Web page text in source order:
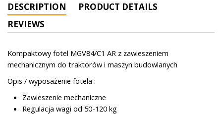
DESCRIPTION
PRODUCT DETAILS
REVIEWS
Kompaktowy fotel MGV84/C1 AR z zawieszeniem
mechanicznym do traktorów i maszyn budowlanych
Opis / wyposażenie fotela :
Zawieszenie mechaniczne
Regulacja wagi od 50-120 kg